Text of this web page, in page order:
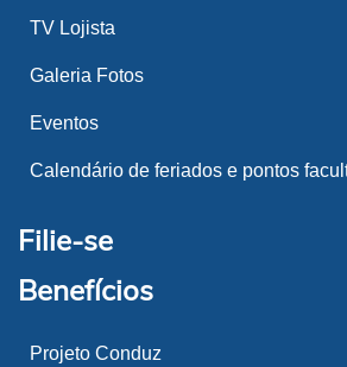
TV Lojista
Galeria Fotos
Eventos
Calendário de feriados e pontos
Filie-se
Benefícios
Projeto Conduz